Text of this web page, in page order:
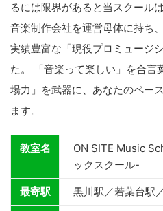
るには限界があると当スクール
音楽制作会社を運営母体に持ち
実績豊富な「現役プロミュージ
た。 「音楽って楽しい」を合言
場力」を武器に、あなたのペー
ます。
教室名
ON SITE Music
ックスクール-
最寄駅 黒川駅／若葉台駅